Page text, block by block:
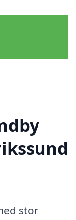
stor